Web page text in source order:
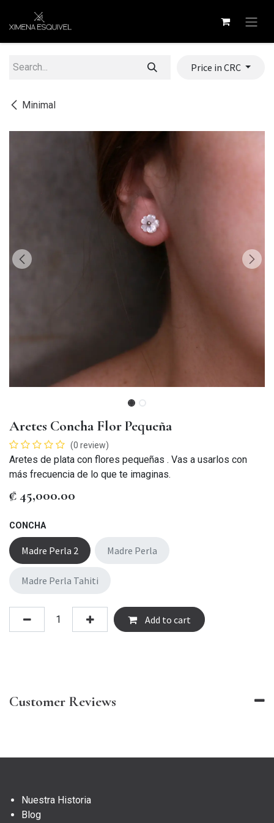
Minimal
Price in CRC
Aretes Concha Flor Pequeña
(0 review)
Aretes de plata con flores pequeñas . Vas a usarlos con
más frecuencia de lo que te imaginas.
₡45,000.00
CONCHA
Madre Perla 2 Madre Perla
Madre Perla Tahiti
Add to cart
Customer Reviews
Nuestra Historia
Blog